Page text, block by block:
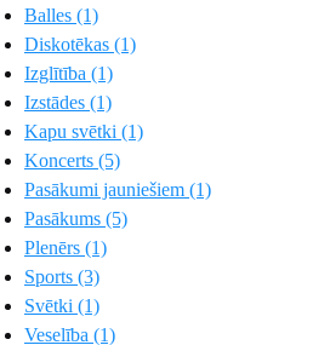
Balles (1)
Diskotēkas (1)
Izglītība (1)
Izstādes (1)
Kapu svētki (1)
Koncerts (5)
Pasākumi jauniešiem (1)
Pasākums (5)
Plenērs (1)
Sports (3)
Svētki (1)
Veselība (1)